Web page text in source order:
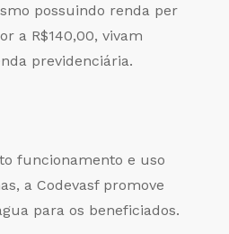
possuindo renda per
a R$140,00, vivam
previdenciária.
funcionamento e uso
a Codevasf promove
para os beneficiados.